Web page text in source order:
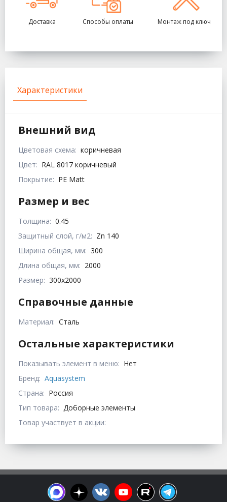
Доставка Способы оплаты Монтаж под ключ
Характеристики
Внешний вид
Цветовая схема: коричневая
Цвет: RAL 8017 коричневый
Покрытие: PE Matt
Размер и вес
Толщина: 0.45
Защитный слой, г/м2: Zn 140
Ширина общая, мм: 300
Длина общая, мм: 2000
Размер: 300х2000
Справочные данные
Материал: Сталь
Остальные характеристики
Показывать элемент в меню: Нет
Бренд: Aquasystem
Страна: Россия
Тип товара: Доборные элементы
Товар участвует в акции: